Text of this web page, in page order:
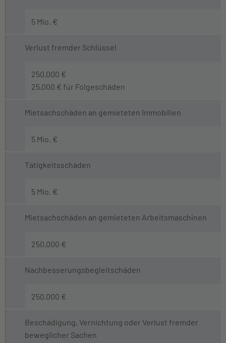
5 Mio. €
Verlust fremder Schlüssel
250.000 €
25.000 € für Folgeschäden
Mietsachschäden an gemieteten Immobilien
5 Mio. €
Tätigkeitsschäden
5 Mio. €
Mietsachschäden an gemieteten Arbeitsmaschinen
250.000 €
Nachbesserungsbegleitschäden
250.000 €
Beschädigung, Vernichtung oder Verlust fremder
beweglicher Sachen